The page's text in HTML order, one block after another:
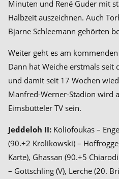
Minuten und René Guder mit
Halbzeit auszeichnen. Auch
Bjarne Schleemann gehörten
Weiter geht es am
Dann hat Weiche erstmals seit
und damit seit 17 Wochen
Manfred-Werner-Stadion wird
Eimsbütteler TV sein.
Jeddeloh II: Koliofoukas –
(90.+2 Krolikowski) –
Karte), Ghassan (90.+5
– Gottschling (V), Lerche (20.